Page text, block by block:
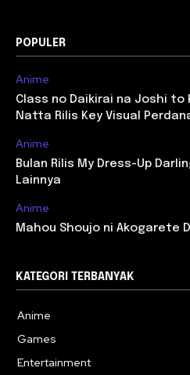
POPULER
Anime
Class no Daikirai na Joshi to
Natta Rilis Key Visual
Anime
Bulan Rilis My Dress-Up
Lainnya
Anime
Mahou Shoujo ni Akogarete
KATEGORI TERBANYAK
Anime
Games
Entertainment